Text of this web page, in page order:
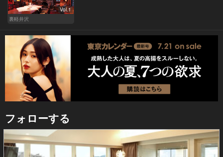
Vol.1
裏軽井沢
フォローする